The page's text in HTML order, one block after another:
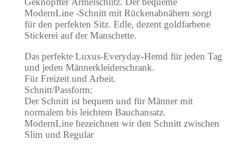
ModernLine -Schnitt mit Rückenabnähern sorgt
für den perfekten Sitz. Edle, dezent goldfarbene
Stickerei auf der Manschette.
Das perfekte Luxus-Everyday-Hemd für jeden Tag
und jeden Männerkleiderschrank.
Für Freizeit und Arbeit.
Schnitt/Passform:
Der Schnitt ist bequem und für Männer mit
normalem bis leichtem Bauchansatz.
ModernLine bezeichnen wir den Schnitt zwischen
Slim und Regular